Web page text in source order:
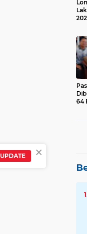
64
×
UPDATE